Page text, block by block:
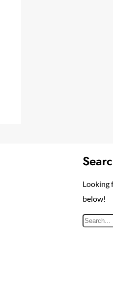
Looking
below!
S